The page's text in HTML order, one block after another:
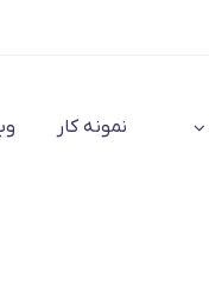
نمونه کار